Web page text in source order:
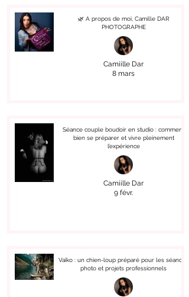
🌿 A propos de moi, Camille DAR
PHOTOGRAPHE
Camiille Dar
8 mars
Séance couple boudoir en studio : comment
bien se préparer et vivre pleinement
l’expérience
Camiille Dar
9 févr.
Vaïko : un chien-loup préparé pour les séances
photo et projets professionnels